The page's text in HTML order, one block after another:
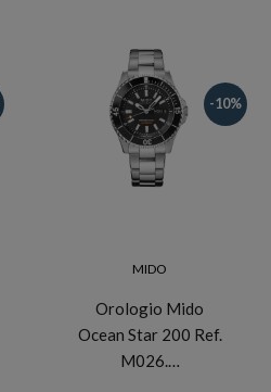
-10%
MIDO
Orologio Mido
Ocean Star 200 Ref.
M026.…